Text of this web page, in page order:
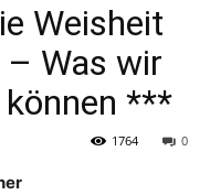
Weisheit
Was wir
können ***
0
1764